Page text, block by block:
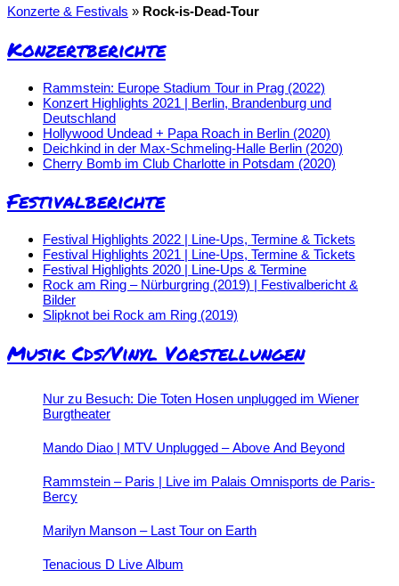
Konzerte & Festivals » Rock-is-Dead-Tour
Konzertberichte
Rammstein: Europe Stadium Tour in Prag (2022)
Konzert Highlights 2021 | Berlin, Brandenburg und
Deutschland
Hollywood Undead + Papa Roach in Berlin (2020)
Deichkind in der Max-Schmeling-Halle Berlin (2020)
Cherry Bomb im Club Charlotte in Potsdam (2020)
Festivalberichte
Festival Highlights 2022 | Line-Ups, Termine & Tickets
Festival Highlights 2021 | Line-Ups, Termine & Tickets
Festival Highlights 2020 | Line-Ups & Termine
Rock am Ring – Nürburgring (2019) | Festivalbericht &
Bilder
Slipknot bei Rock am Ring (2019)
Musik Cds/Vinyl Vorstellungen
Nur zu Besuch: Die Toten Hosen unplugged im Wiener
Burgtheater
Mando Diao | MTV Unplugged – Above And Beyond
Rammstein – Paris | Live im Palais Omnisports de Paris-
Bercy
Marilyn Manson – Last Tour on Earth
Tenacious D Live Album